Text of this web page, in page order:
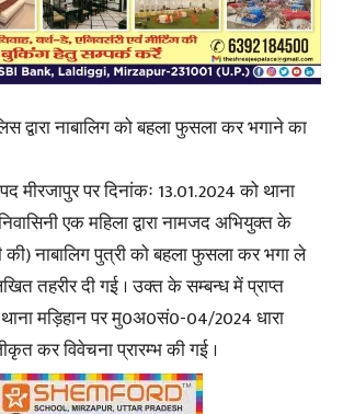
द्वारा नाबालिग को बहला फुसला कर भगाने का
मीरजापुर पर दिनांकः 13.01.2024 को थाना
एक महिला द्वारा नामजद अभियुक्त के
की) नाबालिग पुत्री को बहला फुसला कर भगा ले
तहरीर दी गई । उक्त के सम्बन्ध में प्राप्त
मड़िहान पर मु0अ0सं0-04/2024 धारा
कर विवेचना प्रारम्भ की गई ।